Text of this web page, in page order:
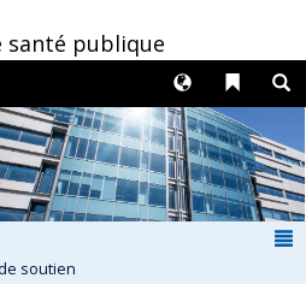
santé publique
Liens
Langues
soutien